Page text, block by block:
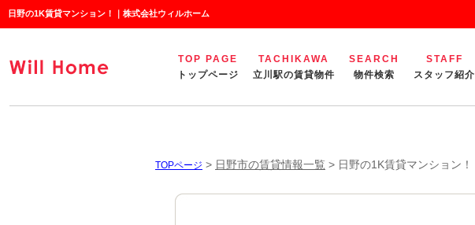
日野の1K賃貸マンション！｜株式会社ウィルホーム
TOP PAGE
トップページ
TACHIKAWA
立川駅の賃貸物件
SEARCH
物件検索
STAFF
スタッフ紹介
TOPページ > 日野市の賃貸情報一覧 > 日野の1K賃貸マンション！